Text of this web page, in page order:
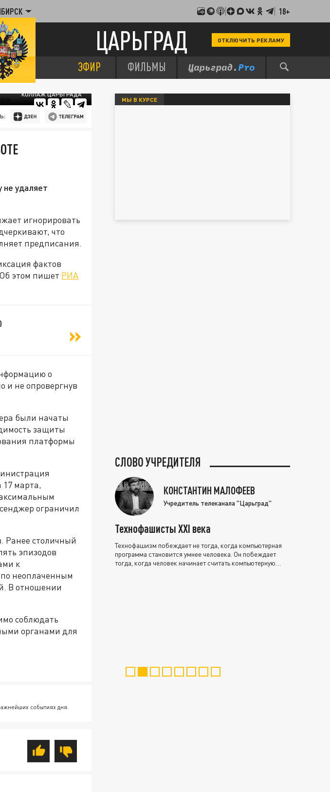
18+
ЦАРЬГРАД ОТКЛЮЧИТЬ РЕКЛАМУ
ЭФИР ФИЛЬМЫ
КОЛЛАЖ ЦАРЬГРАДА
удаляет
игнорировать
что
предписания.
фактов
этом пишет РИА
о
и не опровергнув
были начаты
защиты
платформы
марта,
ограничил
Ранее столичный
эпизодов
к
неоплаченным
В отношении
соблюдать
органами для
событиях дня.
МЫ В КУРСЕ
СЛОВО УЧРЕДИТЕЛЯ
КОНСТАНТИН МАЛОФЕЕВ
Учредитель телеканала "Царьград"
Технофашисты XXI века
Технофашизм побеждает не тогда, когда компьютерная
программа становится умнее человека. Он побеждает
тогда, когда человек начинает считать компьютерную